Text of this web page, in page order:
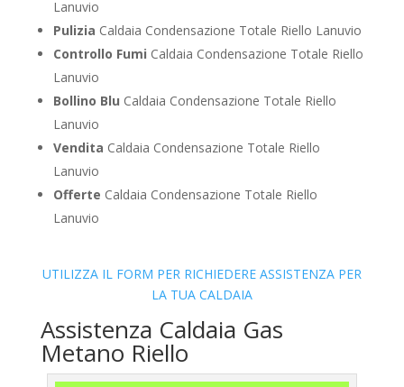
Lanuvio
Pulizia Caldaia Condensazione Totale Riello Lanuvio
Controllo Fumi Caldaia Condensazione Totale Riello
Lanuvio
Bollino Blu Caldaia Condensazione Totale Riello
Lanuvio
Vendita Caldaia Condensazione Totale Riello
Lanuvio
Offerte Caldaia Condensazione Totale Riello
Lanuvio
UTILIZZA IL FORM PER RICHIEDERE ASSISTENZA PER
LA TUA CALDAIA
Assistenza Caldaia Gas
Metano Riello